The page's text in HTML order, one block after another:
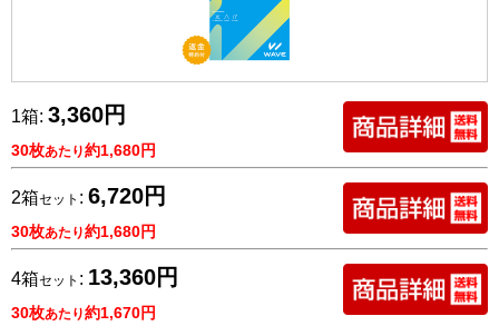
1箱: 3,360円
30枚あたり約1,680円
2箱セット : 6,720円
30枚あたり約1,680円
4箱セット : 13,360円
30枚あたり約1,670円